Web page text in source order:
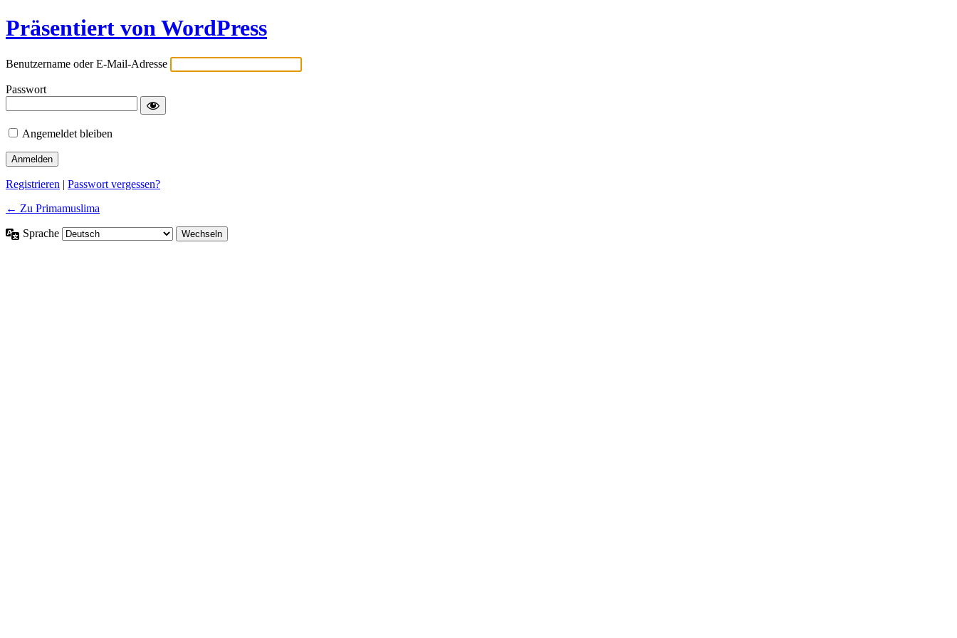
Präsentiert von WordPress
Benutzername oder E-Mail-Adresse
Passwort
Angemeldet bleiben
Registrieren | Passwort vergessen?
← Zu Primamuslima
Sprache